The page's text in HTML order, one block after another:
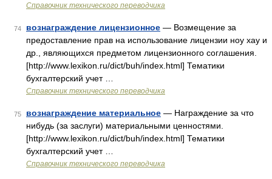
Справочник технического переводчика
74 вознаграждение лицензионное — Возмещение за
предоставление прав на использование лицензии ноу хау и
др., являющихся предметом лицензионного соглашения.
[http://www.lexikon.ru/dict/buh/index.html] Тематики
бухгалтерский учет …
Справочник технического переводчика
75 вознаграждение материальное — Награждение за что
нибудь (за заслуги) материальными ценностями.
[http://www.lexikon.ru/dict/buh/index.html] Тематики
бухгалтерский учет …
Справочник технического переводчика